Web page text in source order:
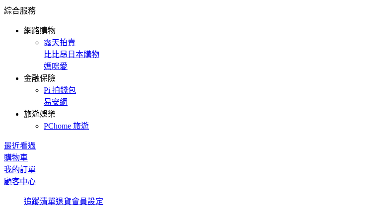
綜合服務
網路購物
露天拍賣
比比昂日本購物
媽咪愛
金融保險
Pi 拍錢包
易安網
旅遊娛樂
PChome 旅遊
最近看過
購物車
我的訂單
顧客中心
追蹤清單退貨會員設定